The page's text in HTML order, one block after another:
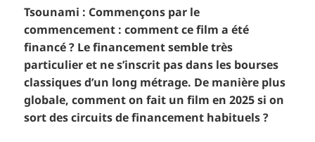
Tsounami : Commençons par le
commencement : comment ce film a été
financé ? Le financement semble très
particulier et ne s’inscrit pas dans les bourses
classiques d’un long métrage. De manière plus
globale, comment on fait un film en 2025 si on
sort des circuits de financement habituels ?